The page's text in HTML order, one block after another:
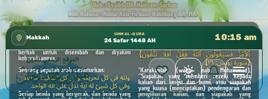
كتب الشيخ هيثم سرحان حفظه الله متوفرة مجانًا في ✦
Makkah
UMM AL-QURA
24 Safar 1448 AH 10:15 am